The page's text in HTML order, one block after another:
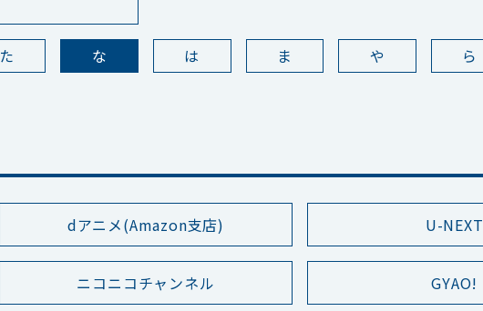
た な は ま や ら
dアニメ(Amazon支店) U-NEXT
ニコニコチャンネル GYAO!